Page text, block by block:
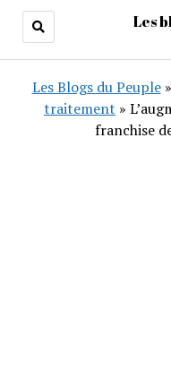
Les
Les Blogs du Peuple»
traitement »
franchise